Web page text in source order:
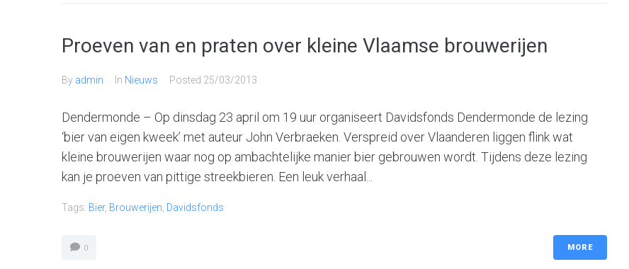
Proeven van en praten over kleine Vlaamse brouwerijen
By admin In Nieuws Posted 25/03/2013
Dendermonde – Op dinsdag 23 april om 19 uur organiseert Davidsfonds Dendermonde de lezing
‘bier van eigen kweek’ met auteur John Verbraeken. Verspreid over Vlaanderen liggen flink wat
kleine brouwerijen waar nog op ambachtelijke manier bier gebrouwen wordt. Tijdens deze lezing
kan je proeven van pittige streekbieren. Een leuk verhaal...
Tags: Bier, Brouwerijen, Davidsfonds
0 MORE